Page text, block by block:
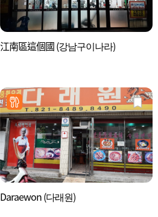
江南區這個國 (강남구이나라)
Daraewon (다래원)